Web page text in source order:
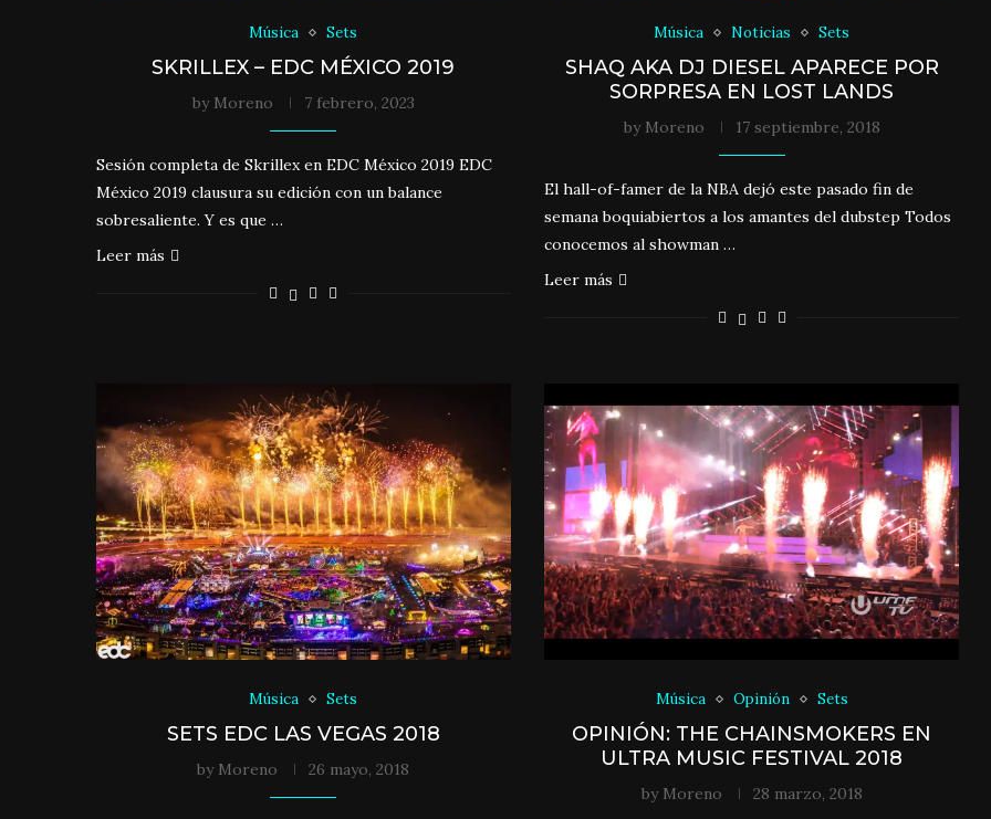
Música Sets
SKRILLEX – EDC MÉXICO 2019
by Moreno 7 febrero, 2023
Sesión completa de Skrillex en EDC México 2019 EDC
México 2019 clausura su edición con un balance
sobresaliente. Y es que …
Leer más
Música Noticias Sets
SHAQ AKA DJ DIESEL APARECE POR
SORPRESA EN LOST LANDS
by Moreno 17 septiembre, 2018
El hall-of-famer de la NBA dejó este pasado fin de
semana boquiabiertos a los amantes del dubstep Todos
conocemos al showman …
Leer más
Música Sets
SETS EDC LAS VEGAS 2018
by Moreno 26 mayo, 2018
Música Opinión Sets
OPINIÓN: THE CHAINSMOKERS EN
ULTRA MUSIC FESTIVAL 2018
by Moreno 28 marzo, 2018